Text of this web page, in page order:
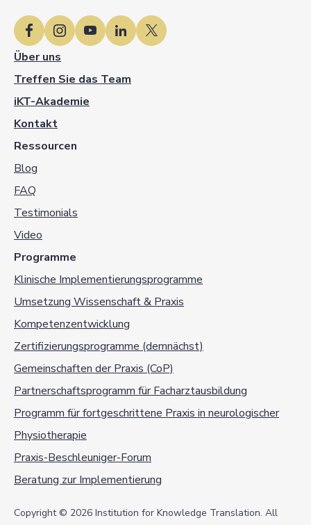
Über uns
Treffen Sie das Team
iKT-Akademie
Kontakt
Ressourcen
Blog
FAQ
Testimonials
Video
Programme
Klinische Implementierungsprogramme
Umsetzung Wissenschaft & Praxis
Kompetenzentwicklung
Zertifizierungsprogramme (demnächst)
Gemeinschaften der Praxis (CoP)
Partnerschaftsprogramm für Facharztausbildung
Programm für fortgeschrittene Praxis in neurologischer
Physiotherapie
Praxis-Beschleuniger-Forum
Beratung zur Implementierung
Copyright © 2026 Institution for Knowledge Translation. All